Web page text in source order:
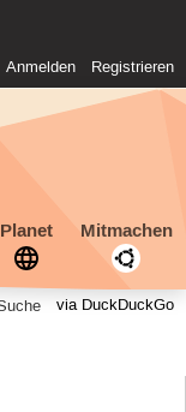
Anmelden Registrieren
Planet Mitmachen
via DuckDuckGo